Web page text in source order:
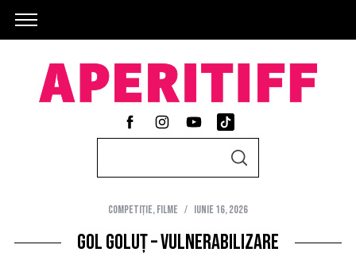
c
S
C
H
Competiție,Filme iunie 16, 2026
Gol goluț – vulnerabilizare